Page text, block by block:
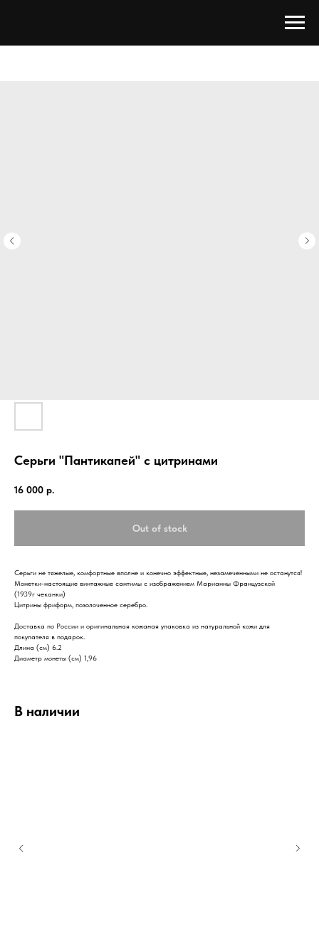
Серьги "Пантикапей" с цитринами
16 000 р.
Out of stock
Серьги не тяжелые, комфортные вполне и конечно эффектные, незамеченными не останутся!
Монетки-настоящие винтажные сантимы с изображением Марианны Французской
(1939г чеканки)
Цитрины фриформ, позолоченное серебро.
Доставка по России и оригинальная кожаная упаковка из натуральной кожи для
покупателя в подарок.
Длина (см) 6.2
Диаметр монеты (см) 1,96
В наличии